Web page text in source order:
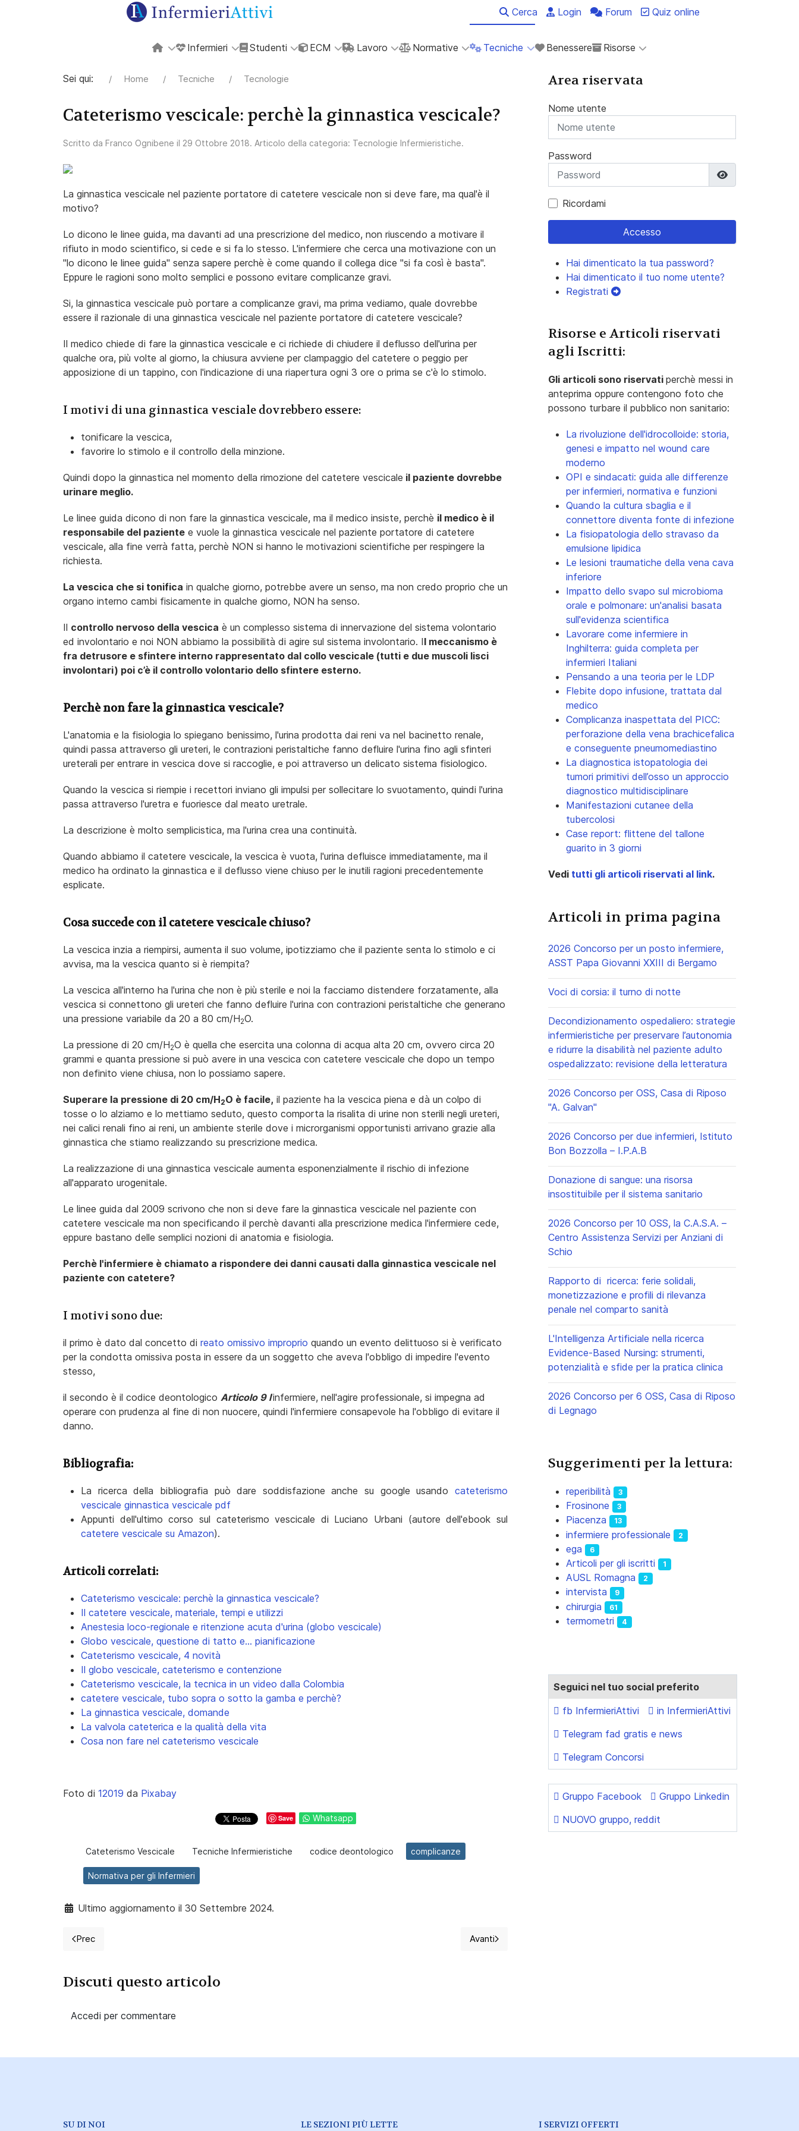
Cerca Login Forum Quiz online
Infermieri Studenti ECM Lavoro Normative Tecniche Benessere Risorse
Sei qui: Home Tecniche Tecnologie
Cateterismo vescicale: perchè la ginnastica vescicale?
Scritto da Franco Ognibene il 29 Ottobre 2018. Articolo della categoria: Tecnologie Infermieristiche.
La ginnastica vescicale nel paziente portatore di catetere vescicale non si deve fare, ma qual'è il
motivo?
Lo dicono le linee guida, ma davanti ad una prescrizione del medico, non riuscendo a motivare il
rifiuto in modo scientifico, si cede e si fa lo stesso. L'infermiere che cerca una motivazione con un
"lo dicono le linee guida" senza sapere perchè è come quando il collega dice "si fa così è basta".
Eppure le ragioni sono molto semplici e possono evitare complicanze gravi.
Si, la ginnastica vescicale può portare a complicanze gravi, ma prima vediamo, quale dovrebbe
essere il razionale di una ginnastica vescicale nel paziente portatore di catetere vescicale?
Il medico chiede di fare la ginnastica vescicale e ci richiede di chiudere il deflusso dell'urina per
qualche ora, più volte al giorno, la chiusura avviene per clampaggio del catetere o peggio per
apposizione di un tappino, con l'indicazione di una riapertura ogni 3 ore o prima se c'è lo stimolo.
I motivi di una ginnastica vesciale dovrebbero essere:
tonificare la vescica,
favorire lo stimolo e il controllo della minzione.
Quindi dopo la ginnastica nel momento della rimozione del catetere vescicale il paziente dovrebbe
urinare meglio.
Le linee guida dicono di non fare la ginnastica vescicale, ma il medico insiste, perchè il medico è il
responsabile del paziente e vuole la ginnastica vescicale nel paziente portatore di catetere
vescicale, alla fine verrà fatta, perchè NON si hanno le motivazioni scientifiche per respingere la
richiesta.
La vescica che si tonifica in qualche giorno, potrebbe avere un senso, ma non credo proprio che un
organo interno cambi fisicamente in qualche giorno, NON ha senso.
Il controllo nervoso della vescica è un complesso sistema di innervazione del sistema volontario
ed involontario e noi NON abbiamo la possibilità di agire sul sistema involontario. Il meccanismo è
fra detrusore e sfintere interno rappresentato dal collo vescicale (tutti e due muscoli lisci
involontari) poi c’è il controllo volontario dello sfintere esterno.
Perchè non fare la ginnastica vescicale?
L'anatomia e la fisiologia lo spiegano benissimo, l'urina prodotta dai reni va nel bacinetto renale,
quindi passa attraverso gli ureteri, le contrazioni peristaltiche fanno defluire l'urina fino agli sfinteri
ureterali per entrare in vescica dove si raccoglie, e poi attraverso un delicato sistema fisiologico.
Quando la vescica si riempie i recettori inviano gli impulsi per sollecitare lo svuotamento, quindi l'urina
passa attraverso l'uretra e fuoriesce dal meato uretrale.
La descrizione è molto semplicistica, ma l'urina crea una continuità.
Quando abbiamo il catetere vescicale, la vescica è vuota, l'urina defluisce immediatamente, ma il
medico ha ordinato la ginnastica e il deflusso viene chiuso per le inutili ragioni precedentemente
esplicate.
Cosa succede con il catetere vescicale chiuso?
La vescica inzia a riempirsi, aumenta il suo volume, ipotizziamo che il paziente senta lo stimolo e ci
avvisa, ma la vescica quanto si è riempita?
La vescica all'interno ha l'urina che non è più sterile e noi la facciamo distendere forzatamente, alla
vescica si connettono gli ureteri che fanno defluire l'urina con contrazioni peristaltiche che generano
una pressione variabile da 20 a 80 cm/H2O.
La pressione di 20 cm/H2O è quella che esercita una colonna di acqua alta 20 cm, ovvero circa 20
grammi e quanta pressione si può avere in una vescica con catetere vescicale che dopo un tempo
non definito viene chiusa, non lo possiamo sapere.
Superare la pressione di 20 cm/H2O è facile, il paziente ha la vescica piena e dà un colpo di
tosse o lo alziamo e lo mettiamo seduto, questo comporta la risalita di urine non sterili negli ureteri,
nei calici renali fino ai reni, un ambiente sterile dove i microrganismi opportunisti arrivano grazie alla
ginnastica che stiamo realizzando su prescrizione medica.
La realizzazione di una ginnastica vescicale aumenta esponenzialmente il rischio di infezione
all'apparato urogenitale.
Le linee guida dal 2009 scrivono che non si deve fare la ginnastica vescicale nel paziente con
catetere vescicale ma non specificando il perchè davanti alla prescrizione medica l'infermiere cede,
eppure bastano delle semplici nozioni di anatomia e fisiologia.
Perchè l'infermiere è chiamato a rispondere dei danni causati dalla ginnastica vescicale nel
paziente con catetere?
I motivi sono due:
il primo è dato dal concetto di reato omissivo improprio quando un evento delittuoso si è verificato
per la condotta omissiva posta in essere da un soggetto che aveva l'obbligo di impedire l'evento
stesso,
il secondo è il codice deontologico Articolo 9 l’infermiere, nell'agire professionale, si impegna ad
operare con prudenza al fine di non nuocere, quindi l'infermiere consapevole ha l'obbligo di evitare il
danno.
Bibliografia:
La ricerca della bibliografia può dare soddisfazione anche su google usando cateterismo
vescicale ginnastica vescicale pdf
Appunti dell'ultimo corso sul cateterismo vescicale di Luciano Urbani (autore dell'ebook sul
catetere vescicale su Amazon).
Articoli correlati:
Cateterismo vescicale: perchè la ginnastica vescicale?
Il catetere vescicale, materiale, tempi e utilizzi
Anestesia loco-regionale e ritenzione acuta d'urina (globo vescicale)
Globo vescicale, questione di tatto e... pianificazione
Cateterismo vescicale, 4 novità
Il globo vescicale, cateterismo e contenzione
Cateterismo vescicale, la tecnica in un video dalla Colombia
catetere vescicale, tubo sopra o sotto la gamba e perchè?
La ginnastica vescicale, domande
La valvola cateterica e la qualità della vita
Cosa non fare nel cateterismo vescicale
Foto di 12019 da Pixabay
Save Whatsapp
Cateterismo Vescicale Tecniche Infermieristiche codice deontologico complicanze
Normativa per gli Infermieri
Ultimo aggiornamento il 30 Settembre 2024.
Articolo precedente: Cateterismo vescicale: il catetere sezionato
Prec Articolo successivo: Quando il paziente rientra dalla sala operatoria,
Avanti
Discuti questo articolo
Accedi per commentare
Area riservata
Nome utente
Password
Ricordami
Accesso
Hai dimenticato la tua password?
Hai dimenticato il tuo nome utente?
Registrati
Risorse e Articoli riservati
agli Iscritti:
Gli articoli sono riservati perchè messi in
anteprima oppure contengono foto che
possono turbare il pubblico non sanitario:
La rivoluzione dell'idrocolloide: storia,
genesi e impatto nel wound care
moderno
OPI e sindacati: guida alle differenze
per infermieri, normativa e funzioni
Quando la cultura sbaglia e il
connettore diventa fonte di infezione
La fisiopatologia dello stravaso da
emulsione lipidica
Le lesioni traumatiche della vena cava
inferiore
Impatto dello svapo sul microbioma
orale e polmonare: un'analisi basata
sull'evidenza scientifica
Lavorare come infermiere in
Inghilterra: guida completa per
infermieri Italiani
Pensando a una teoria per le LDP
Flebite dopo infusione, trattata dal
medico
Complicanza inaspettata del PICC:
perforazione della vena brachicefalica
e conseguente pneumomediastino
La diagnostica istopatologia dei
tumori primitivi dell’osso un approccio
diagnostico multidisciplinare
Manifestazioni cutanee della
tubercolosi
Case report: flittene del tallone
guarito in 3 giorni
Vedi tutti gli articoli riservati al link.
Articoli in prima pagina
2026 Concorso per un posto infermiere,
ASST Papa Giovanni XXIII di Bergamo
Voci di corsia: il turno di notte
Decondizionamento ospedaliero: strategie
infermieristiche per preservare l’autonomia
e ridurre la disabilità nel paziente adulto
ospedalizzato: revisione della letteratura
2026 Concorso per OSS, Casa di Riposo
"A. Galvan"
2026 Concorso per due infermieri, Istituto
Bon Bozzolla – I.P.A.B
Donazione di sangue: una risorsa
insostituibile per il sistema sanitario
2026 Concorso per 10 OSS, la C.A.S.A. –
Centro Assistenza Servizi per Anziani di
Schio
Rapporto di ricerca: ferie solidali,
monetizzazione e profili di rilevanza
penale nel comparto sanità
L'Intelligenza Artificiale nella ricerca
Evidence-Based Nursing: strumenti,
potenzialità e sfide per la pratica clinica
2026 Concorso per 6 OSS, Casa di Riposo
di Legnago
Suggerimenti per la lettura:
reperibilità 3
Frosinone 3
Piacenza 13
infermiere professionale 2
ega 6
Articoli per gli iscritti 1
AUSL Romagna 2
intervista 9
chirurgia 61
termometri 4
Seguici nel tuo social preferito
fb InfermieriAttivi
in InfermieriAttivi
Telegram fad gratis e news
Telegram Concorsi
Gruppo Facebook
Gruppo Linkedin
NUOVO gruppo, reddit
SU DI NOI LE SEZIONI PIÙ LETTE I SERVIZI OFFERTI